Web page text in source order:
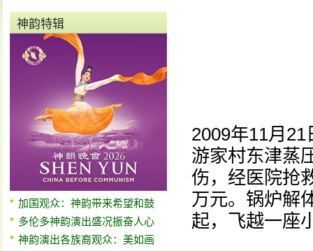
神韵特辑
加国观众：神韵带来希望和鼓
多伦多神韵演出盛况振奋人心
神韵演出各族裔观众：美如画
2009年11月
游家村东津蒸
伤，经医院抢
万元。锅炉解
起，飞越一